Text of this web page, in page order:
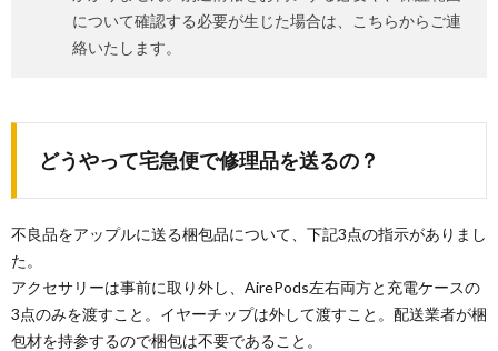
について確認する必要が生じた場合は、こちらからご連
絡いたします。
どうやって宅急便で修理品を送るの？
不良品をアップルに送る梱包品について、下記3点の指示がありまし
た。
アクセサリーは事前に取り外し、AirePods左右両方と充電ケースの
3点のみを渡すこと。イヤーチップは外して渡すこと。配送業者が梱
包材を持参するので梱包は不要であること。